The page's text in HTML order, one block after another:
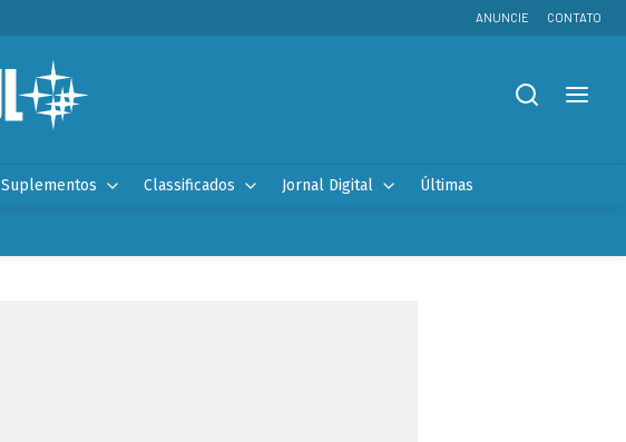
ANUNCIE CONTATO
Suplementos Classificados Jornal Digital Últimas